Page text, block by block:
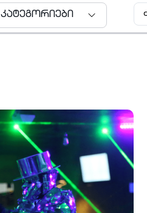
კატეგორიები